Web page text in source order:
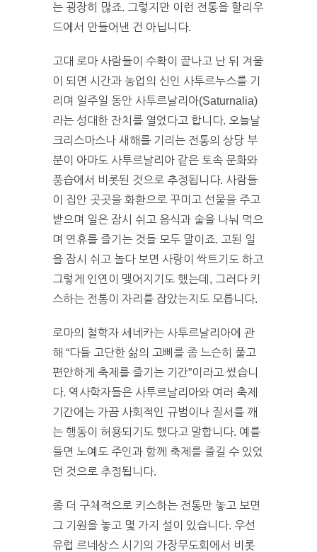
는 굉장히 많죠. 그렇지만 이런 전통을 할리우
드에서 만들어낸 건 아닙니다.
고대 로마 사람들이 수확이 끝나고 난 뒤 겨울
이 되면 시간과 농업의 신인 사투르누스를 기
리며 일주일 동안 사투르날리아(Saturnalia)
라는 성대한 잔치를 열었다고 합니다. 오늘날
크리스마스나 새해를 기리는 전통의 상당 부
분이 아마도 사투르날리아 같은 토속 문화와
풍습에서 비롯된 것으로 추정됩니다. 사람들
이 집안 곳곳을 화환으로 꾸미고 선물을 주고
받으며 일은 잠시 쉬고 음식과 술을 나눠 먹으
며 연휴를 즐기는 것들 모두 말이죠. 고된 일
을 잠시 쉬고 놀다 보면 사랑이 싹트기도 하고
그렇게 인연이 맺어지기도 했는데, 그러다 키
스하는 전통이 자리를 잡았는지도 모릅니다.
로마의 철학자 세네카는 사투르날리아에 관
해 “다들 고단한 삶의 고삐를 좀 느슨히 풀고
편안하게 축제를 즐기는 기간”이라고 썼습니
다. 역사학자들은 사투르날리아와 여러 축제
기간에는 가끔 사회적인 규범이나 질서를 깨
는 행동이 허용되기도 했다고 말합니다. 예를
들면 노예도 주인과 함께 축제를 즐길 수 있었
던 것으로 추정됩니다.
좀 더 구체적으로 키스하는 전통만 놓고 보면
그 기원을 놓고 몇 가지 설이 있습니다. 우선
유럽 르네상스 시기의 가장무도회에서 비롯